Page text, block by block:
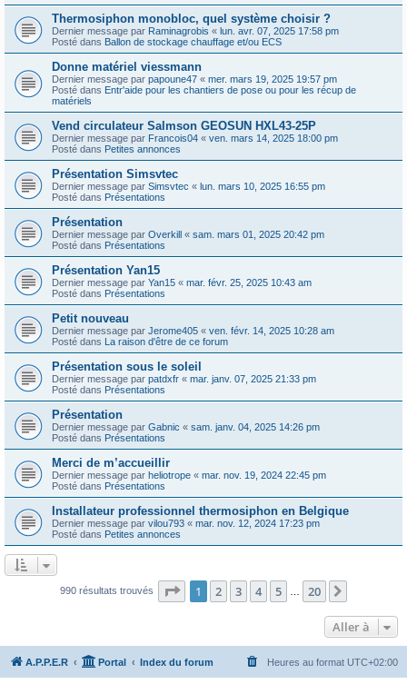
Thermosiphon monobloc, quel système choisir ?
Dernier message par Raminagrobis « lun. avr. 07, 2025 17:58 pm
Posté dans Ballon de stockage chauffage et/ou ECS
Donne matériel viessmann
Dernier message par papoune47 « mer. mars 19, 2025 19:57 pm
Posté dans Entr'aide pour les chantiers de pose ou pour les récup de
matériels
Vend circulateur Salmson GEOSUN HXL43-25P
Dernier message par Francois04 « ven. mars 14, 2025 18:00 pm
Posté dans Petites annonces
Présentation Simsvtec
Dernier message par Simsvtec « lun. mars 10, 2025 16:55 pm
Posté dans Présentations
Présentation
Dernier message par Overkill « sam. mars 01, 2025 20:42 pm
Posté dans Présentations
Présentation Yan15
Dernier message par Yan15 « mar. févr. 25, 2025 10:43 am
Posté dans Présentations
Petit nouveau
Dernier message par Jerome405 « ven. févr. 14, 2025 10:28 am
Posté dans La raison d'être de ce forum
Présentation sous le soleil
Dernier message par patdxfr « mar. janv. 07, 2025 21:33 pm
Posté dans Présentations
Présentation
Dernier message par Gabnic « sam. janv. 04, 2025 14:26 pm
Posté dans Présentations
Merci de m’accueillir
Dernier message par heliotrope « mar. nov. 19, 2024 22:45 pm
Posté dans Présentations
Installateur professionnel thermosiphon en Belgique
Dernier message par vilou793 « mar. nov. 12, 2024 17:23 pm
Posté dans Petites annonces
990 résultats trouvés Page 1sur20
1 2 3 4 5 20
Aller à
A.P.P.E.R Portal Index du forum Heures au format UTC+02:00